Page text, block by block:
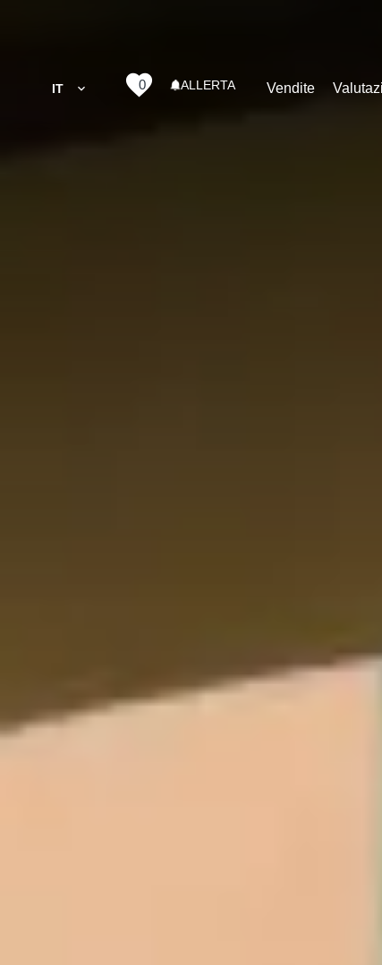
IT 0 ALLERTA Vendite